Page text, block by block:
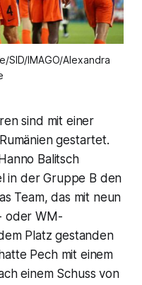
IMAGO/Alexandra
sind mit einer
gestartet.
Balitsch
in der Gruppe B den
Team, das mit neun
oder WM-
Platz gestanden
Pech mit einem
einem Schuss von